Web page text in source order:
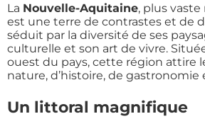
La Nouvelle-Aquitaine, plus vaste
est une terre de contrastes et de
séduit par la diversité de ses
culturelle et son art de vivre.
ouest du pays, cette région attire
nature, d’histoire, de gastronomie
Un littoral magnifique